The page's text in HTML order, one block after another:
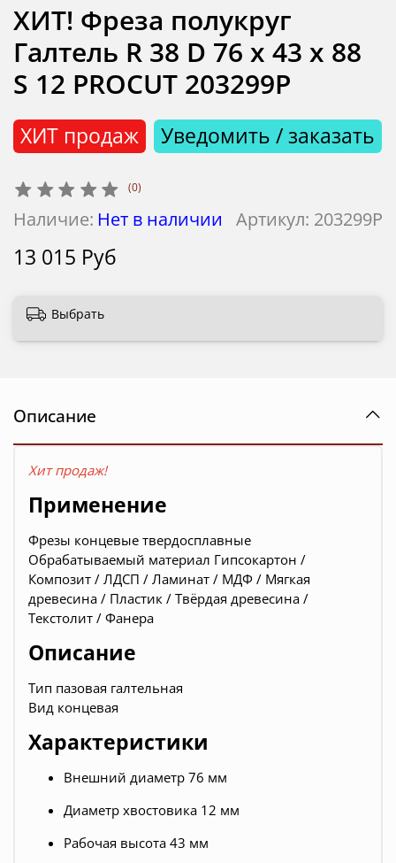
(0)
Артикул: 203299P
Наличие: Нет в наличии
ХИТ продаж Уведомить / заказать
ХИТ! Фреза полукруг
Галтель R 38 D 76 x 43 x 88
S 12 PROCUT 203299P
13 015 Руб
Выбрать
Описание
Хит продаж!
Применение
Фрезы концевые твердосплавные
Обрабатываемый материал Гипсокартон /
Композит / ЛДСП / Ламинат / МДФ / Мягкая
древесина / Пластик / Твёрдая древесина /
Текстолит / Фанера
Описание
Тип пазовая галтельная
Вид концевая
Характеристики
Внешний диаметр 76 мм
Диаметр хвостовика 12 мм
Рабочая высота 43 мм